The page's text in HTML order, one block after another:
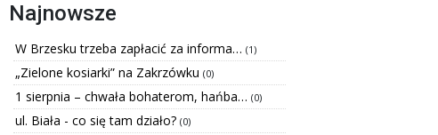
Najnowsze
W Brzesku trzeba zapłacić za informa… (1)
„Zielone kosiarki” na Zakrzówku (0)
1 sierpnia – chwała bohaterom, hańba… (0)
ul. Biała - co się tam działo? (0)